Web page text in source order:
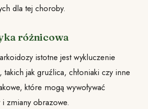
dla tej choroby.
różnicowa
istotne jest wykluczenie
jak gruźlica, chłoniaki czy inne
które mogą wywoływać
zmiany obrazowe.